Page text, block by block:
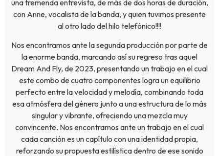
una tremenda entrevista, de más de dos horas de duración,
con Anne, vocalista de la banda, y quien tuvimos presente
al otro lado del hilo telefónico!!!!
Nos encontramos ante la segunda producción por parte de
la enorme banda, marcando así su regreso tras aquel
Dream And Fly, de 2023, presentando un trabajo en el cual
este combo de cuatro componentes logra un equilibrio
perfecto entre la velocidad y melodía, combinando toda
esa atmósfera del género junto a una estructura de lo más
singular y vibrante, ofreciendo una mezcla muy
convincente. Nos encontramos ante un trabajo en el cual
cada canción es un capítulo con una identidad propia,
reforzando su propuesta estilística dentro de ese sonido